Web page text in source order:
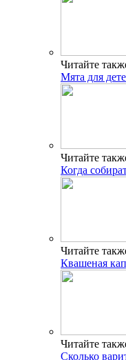
Читайте
Мята для
Читайте
Когда
Читайте
Квашеная
Читайте
Сколько